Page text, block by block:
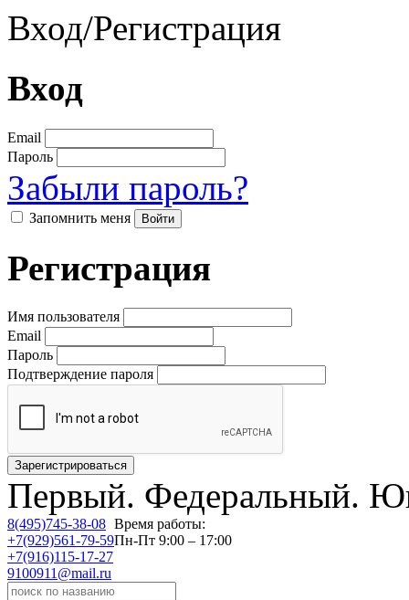
Вход/Регистрация
Вход
Email
Пароль
Забыли пароль?
Запомнить меня
Регистрация
Имя пользователя
Email
Пароль
Подтверждение пароля
Первый. Федеральный.
8(495)745-38-08
+7(929)561-79-59
+7(916)115-17-27
9100911@mail.ru
Время работы:
Пн-Пт 9:00 – 17:00